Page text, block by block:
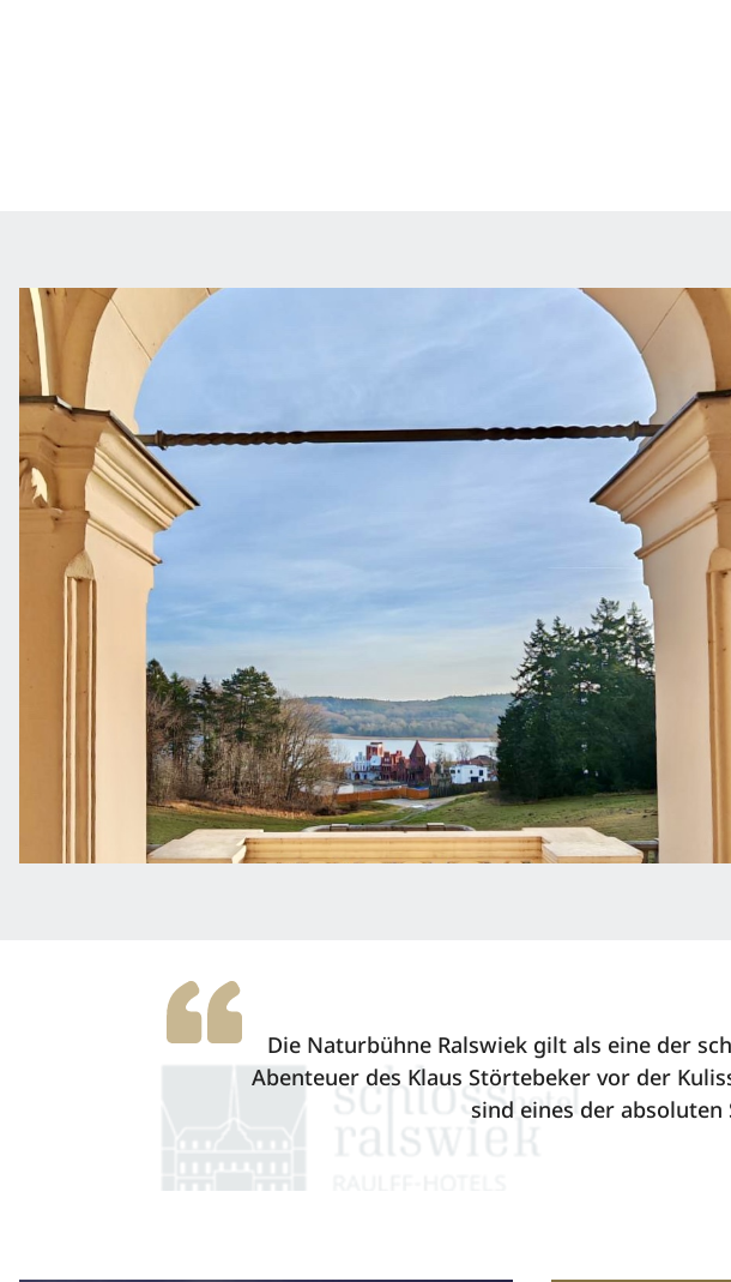
Die Naturbühne Ralswiek gilt als eine der
Abenteuer des Klaus Störtebeker vor der
sind eines der